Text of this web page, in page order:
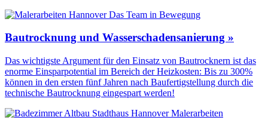
Bautrocknung und Wasserschadensanierung »
Das wichtigste Argument für den Einsatz von Bautrocknern ist das
enorme Einsparpotential im Bereich der Heizkosten: Bis zu 300%
können in den ersten fünf Jahren nach Baufertigstellung durch die
technische Bautrocknung eingespart werden!